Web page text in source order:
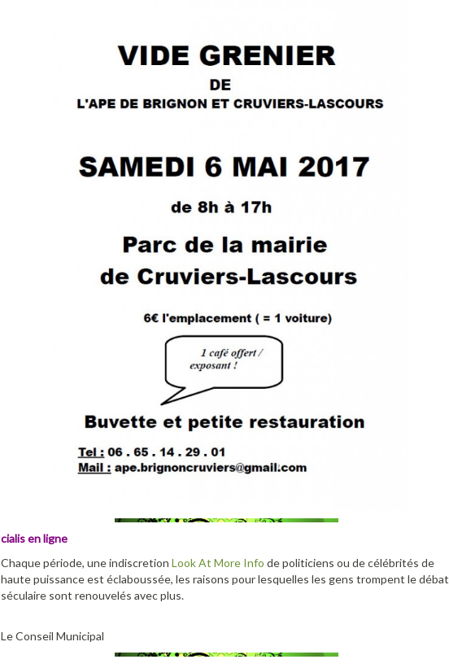
cialis en ligne
Chaque période, une indiscretion Look At More Info de politiciens ou de célébrités de
haute puissance est éclaboussée, les raisons pour lesquelles les gens trompent le débat
séculaire sont renouvelés avec plus.
Le Conseil Municipal